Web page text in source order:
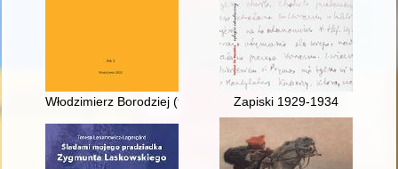
Włodzimierz Borodziej (9 IX 1956 - 11 VII 2021)
Zapiski 1929-1934